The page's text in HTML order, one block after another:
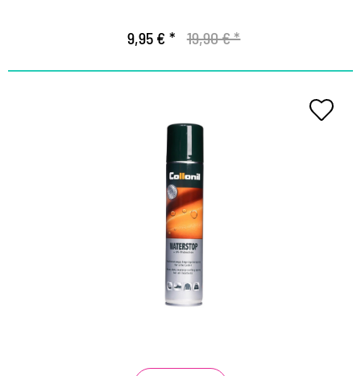
9,95 € * 19,90 € *
Imprégnation de spray avec
protection UV
Pulvérisation profonde pour cuir lisse
Protège contre la saleté, la poussière et l'humidité
Avec protection UV, réduit le blanchiment des